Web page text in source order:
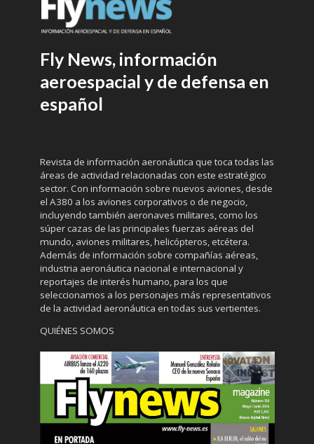
Fly News, información
aeroespacial y de defensa en
español
Revista de información aeronáutica que toca todas las
áreas de actividad relacionadas con este estratégico
sector. Con información sobre nuevos aviones, desde
el A380 a los aviones corporativos o de negocio,
incluyendo también aeronaves militares, como los
súper cazas de las principales fuerzas aéreas del
mundo, aviones militares, helicópteros, etcétera.
Además de información sobre compañías aéreas,
industria aeronáutica nacional e internacional y
reportajes de interés humano, para los que
seleccionamos a los personajes más representativos
de la actividad aeronáutica en todas sus vertientes.
QUIÉNES SOMOS